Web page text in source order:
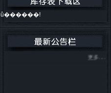
û������!
更多....